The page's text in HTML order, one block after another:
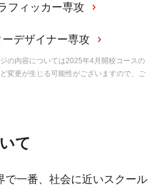
フィッカー専攻
デザイナー専攻
の内容については2025年4月開校コースの
変更が生じる可能性がございますので、ご
て
で一番、社会に近いスクール